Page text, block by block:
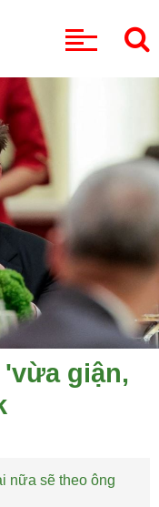
giận,
nữa sẽ theo ông